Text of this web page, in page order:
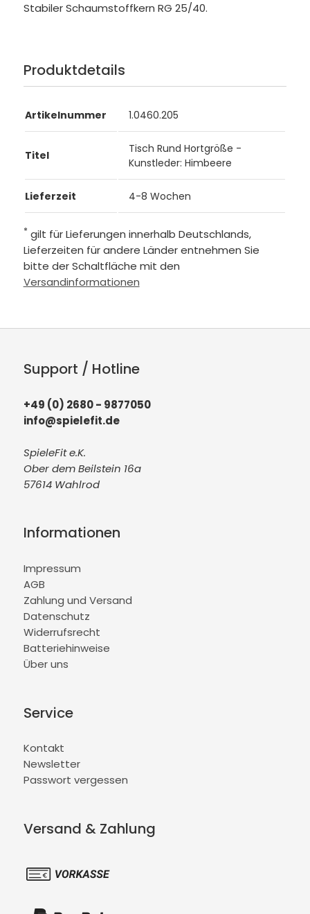
Stabiler Schaumstoffkern RG 25/40.
Produktdetails
Artikelnummer 1.0460.205
Titel
Tisch Rund Hortgröße -
Kunstleder: Himbeere
Lieferzeit 4-8 Wochen
* gilt für Lieferungen innerhalb Deutschlands,
Lieferzeiten für andere Länder entnehmen Sie
bitte der Schaltfläche mit den
Versandinformationen
Support / Hotline
+49 (0) 2680 - 9877050
info@spielefit.de
SpieleFit e.K.
Ober dem Beilstein 16a
57614 Wahlrod
Informationen
Impressum
AGB
Zahlung und Versand
Datenschutz
Widerrufsrecht
Batteriehinweise
Über uns
Service
Kontakt
Newsletter
Passwort vergessen
Versand & Zahlung